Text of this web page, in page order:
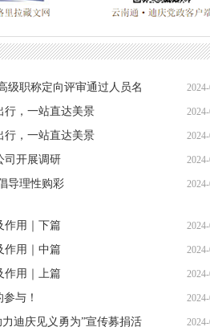
级职称定向评审通过人员名
行，一站直达美景
行，一站直达美景
司开展调研
导理性购彩
作用｜下篇
作用｜中篇
作用｜上篇
与！
力迪庆见义勇为”宣传募捐活